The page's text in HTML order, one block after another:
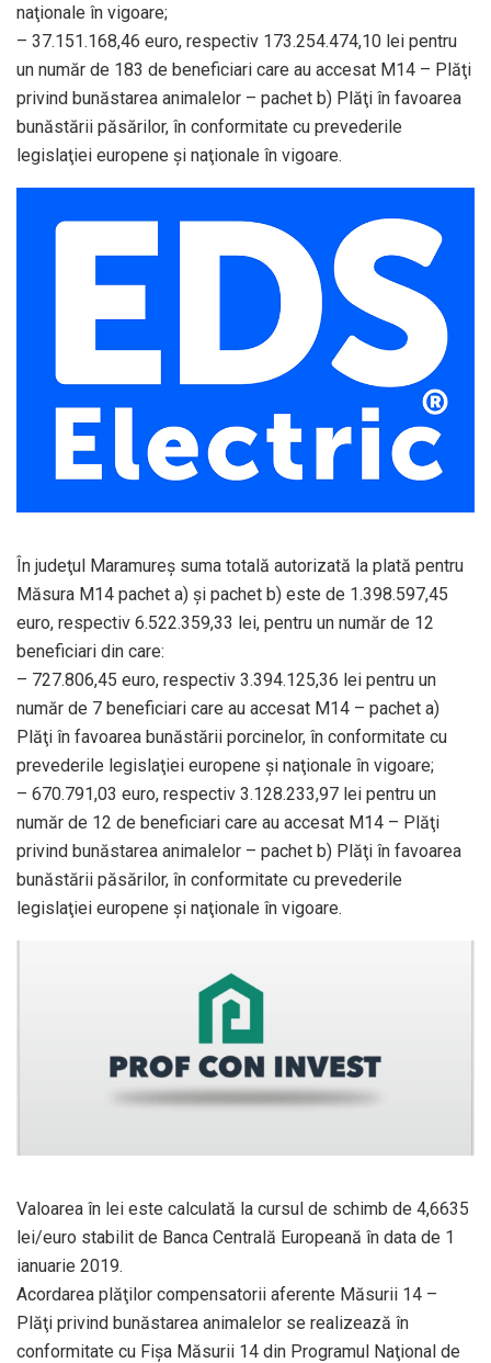
naţionale în vigoare;
– 37.151.168,46 euro, respectiv 173.254.474,10 lei pentru
un număr de 183 de beneficiari care au accesat M14 – Plăţi
privind bunăstarea animalelor – pachet b) Plăţi în favoarea
bunăstării păsărilor, în conformitate cu prevederile
legislaţiei europene şi naţionale în vigoare.
În judeţul Maramureş suma totală autorizată la plată pentru
Măsura M14 pachet a) şi pachet b) este de 1.398.597,45
euro, respectiv 6.522.359,33 lei, pentru un număr de 12
beneficiari din care:
– 727.806,45 euro, respectiv 3.394.125,36 lei pentru un
număr de 7 beneficiari care au accesat M14 – pachet a)
Plăţi în favoarea bunăstării porcinelor, în conformitate cu
prevederile legislaţiei europene şi naţionale în vigoare;
– 670.791,03 euro, respectiv 3.128.233,97 lei pentru un
număr de 12 de beneficiari care au accesat M14 – Plăţi
privind bunăstarea animalelor – pachet b) Plăţi în favoarea
bunăstării păsărilor, în conformitate cu prevederile
legislaţiei europene şi naţionale în vigoare.
Valoarea în lei este calculată la cursul de schimb de 4,6635
lei/euro stabilit de Banca Centrală Europeană în data de 1
ianuarie 2019.
Acordarea plăţilor compensatorii aferente Măsurii 14 –
Plăţi privind bunăstarea animalelor se realizează în
conformitate cu Fişa Măsurii 14 din Programul Naţional de